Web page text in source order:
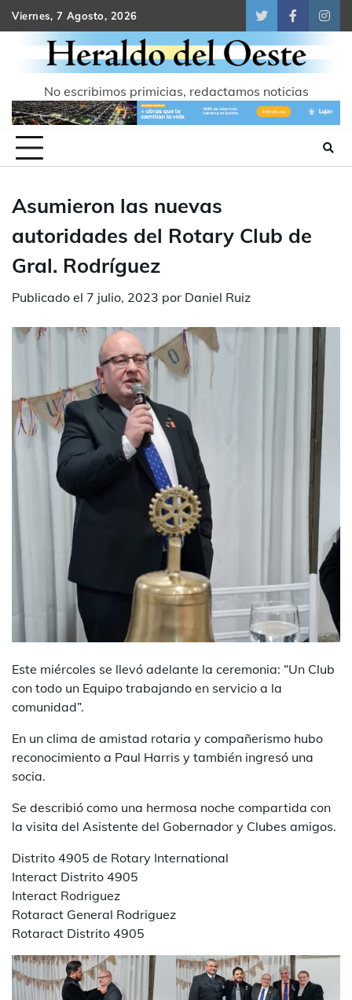
Skip
to
content
Viernes, 7 Agosto, 2026
TwitterFacebook
No escribimos primicias, redactamos noticias
Asumieron las nuevas
autoridades del Rotary Club de
Gral. Rodríguez
Publicado el 7 julio, 2023 por Daniel Ruiz
Este miércoles se llevó adelante la ceremonia: “Un Club
con todo un Equipo trabajando en servicio a la
comunidad”.
En un clima de amistad rotaria y compañerismo hubo
reconocimiento a Paul Harris y también ingresó una
socia.
Se describió como una hermosa noche compartida con
la visita del Asistente del Gobernador y Clubes amigos.
Distrito 4905 de Rotary International
Interact Distrito 4905
Interact Rodriguez
Rotaract General Rodriguez
Rotaract Distrito 4905